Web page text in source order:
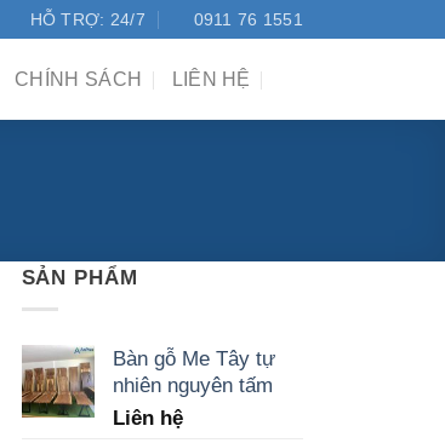
HỖ TRỢ: 24/7 0911 76 1551
CHÍNH SÁCH LIÊN HỆ
SẢN PHẨM
Bàn gỗ Me Tây tự
nhiên nguyên tấm
Liên hệ